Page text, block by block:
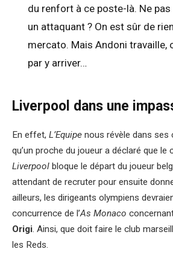
du renfort à ce poste-là. Ne
un attaquant ? On est sûr de
mercato. Mais Andoni travaille,
par y arriver...
Liverpool dans une
En effet, L’Equipe nous révèle dans ses
qu’un proche du joueur a déclaré que le
Liverpool bloque le départ du joueur
attendant de recruter pour ensuite
ailleurs, les dirigeants olympiens
concurrence de l’As Monaco
Origi. Ainsi, que doit faire le club
les Reds.